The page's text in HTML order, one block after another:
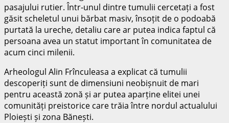
pasajului rutier. Într-unul dintre tumulii cercetați a fost
găsit scheletul unui bărbat masiv, însoțit de o podoabă
purtată la ureche, detaliu care ar putea indica faptul că
persoana avea un statut important în comunitatea de
acum cinci milenii.
Arheologul Alin Frînculeasa a explicat că tumulii
descoperiți sunt de dimensiuni neobișnuit de mari
pentru această zonă și ar putea aparține elitei unei
comunități preistorice care trăia între nordul actualului
Ploiești și zona Bănești.